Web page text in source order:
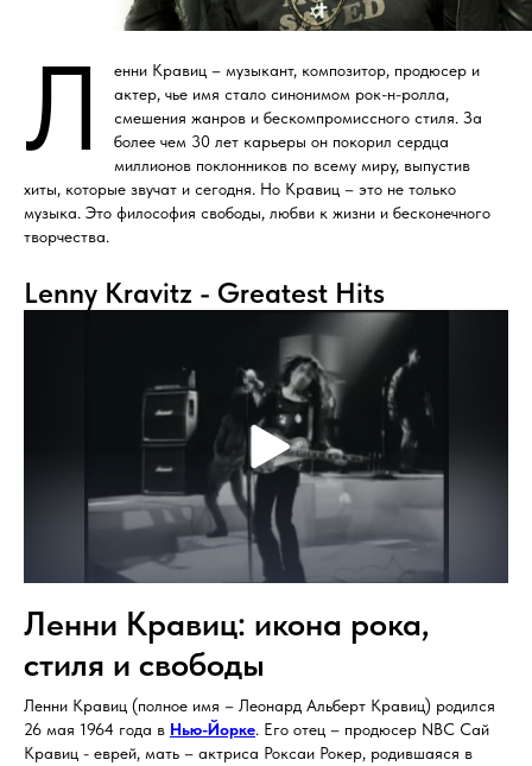
Л
енни Кравиц – музыкант, композитор, продюсер и
актер, чье имя стало синонимом рок-н-ролла,
смешения жанров и бескомпромиссного стиля. За
более чем 30 лет карьеры он покорил сердца
миллионов поклонников по всему миру, выпустив
хиты, которые звучат и сегодня. Но Кравиц – это не только
музыка. Это философия свободы, любви к жизни и бесконечного
творчества.
Lenny Kravitz - Greatest Hits
Ленни Кравиц: икона рока,
стиля и свободы
Ленни Кравиц (полное имя – Леонард Альберт Кравиц) родился
26 мая 1964 года в Нью-Йорке. Его отец – продюсер NBC Сай
Кравиц - еврей, мать – актриса Роксаи Рокер, родившаяся в